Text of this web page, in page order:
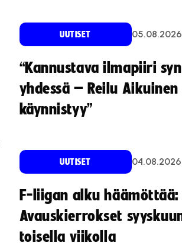
UUTISET 05.08.2026
“Kannustava ilmapiiri
yhdessä – Reilu
käynnistyy”
UUTISET 04.08.2026
F-liigan alku häämöttää:
Avauskierrokset
toisella viikolla